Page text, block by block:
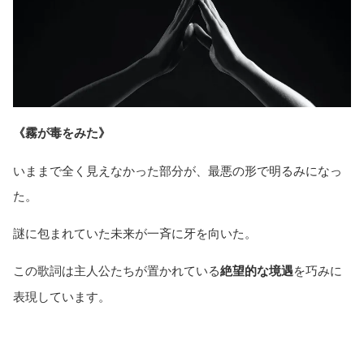
《霧が毒をみた》
いままで全く見えなかった部分が、最悪の形で明るみになっ
た。
謎に包まれていた未来が一斉に牙を向いた。
この歌詞は主人公たちが置かれている絶望的な境遇を巧みに
表現しています。